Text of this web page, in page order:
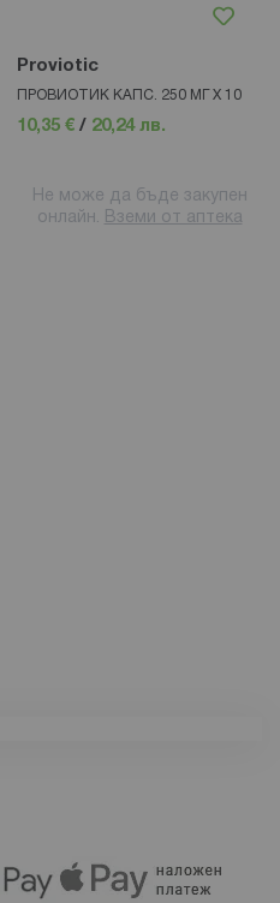
Proviotic
ПРОВИОТИК КАПС. 250 МГ Х 10
10,35 € / 20,24 лв.
Не може да бъде закупен
онлайн. Вземи от аптека